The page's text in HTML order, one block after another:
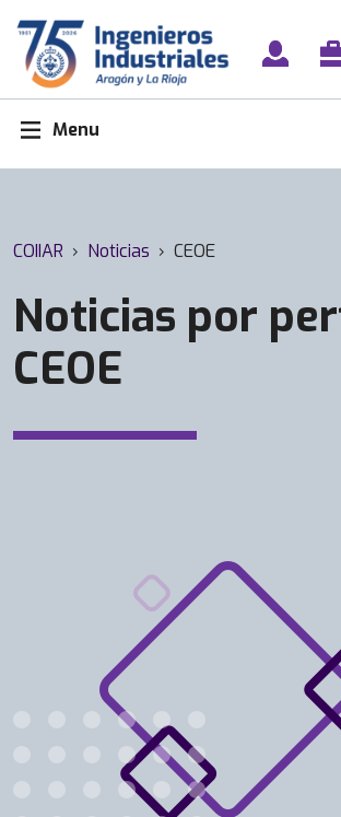
content
Menu
COIIAR › Noticias › CEOE
Noticias por
CEOE